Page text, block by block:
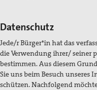
Datenschutz
Jede/r Bürger*in hat das
die Verwendung ihrer/ seiner
bestimmen. Aus diesem
Sie uns beim Besuch
schützen. Nachfolgend